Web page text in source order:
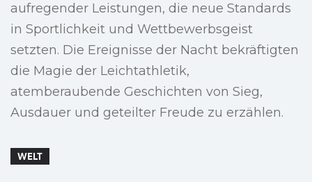
aufregender Leistungen, die neue Standards
in Sportlichkeit und Wettbewerbsgeist
setzten. Die Ereignisse der Nacht bekräftigten
die Magie der Leichtathletik,
atemberaubende Geschichten von Sieg,
Ausdauer und geteilter Freude zu erzählen.
WELT